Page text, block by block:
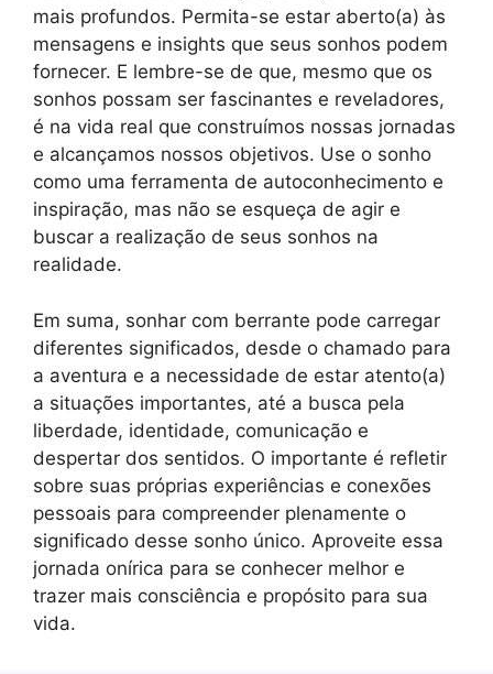
mais profundos. Permita-se estar aberto(a) às
mensagens e insights que seus sonhos podem
fornecer. E lembre-se de que, mesmo que os
sonhos possam ser fascinantes e reveladores,
é na vida real que construímos nossas jornadas
e alcançamos nossos objetivos. Use o sonho
como uma ferramenta de autoconhecimento e
inspiração, mas não se esqueça de agir e
buscar a realização de seus sonhos na
realidade.
Em suma, sonhar com berrante pode carregar
diferentes significados, desde o chamado para
a aventura e a necessidade de estar atento(a)
a situações importantes, até a busca pela
liberdade, identidade, comunicação e
despertar dos sentidos. O importante é refletir
sobre suas próprias experiências e conexões
pessoais para compreender plenamente o
significado desse sonho único. Aproveite essa
jornada onírica para se conhecer melhor e
trazer mais consciência e propósito para sua
vida.